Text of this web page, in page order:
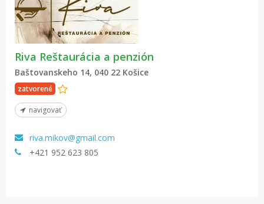
Riva Reštaurácia a penzión
Baštovanskeho 14, 040 22 Košice
zatvorené
navigovať
riva.mikov@gmail.com
+421 952 623 805